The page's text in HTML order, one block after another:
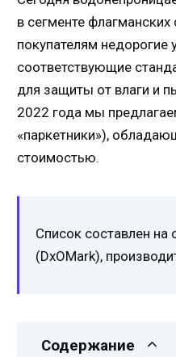
в сегменте
покупателям недорогие
соответствующие
для защиты от влаги и
2022 года мы
«паркетники»),
стоимостью.
Список составлен на
(DxOMark),
Содержание